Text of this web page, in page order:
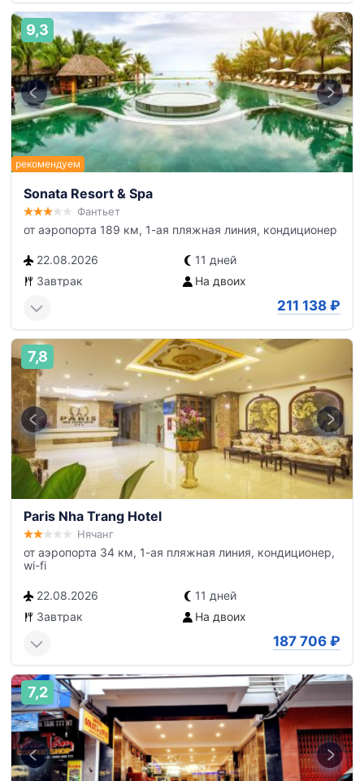
9,3
Sonata Resort & Spa
Фантьет
от аэропорта 189 км, 1-ая пляжная линия, кондиционер
22.08.2026
11 дней
Завтрак
На двоих
211 138 ₽
7,8
Paris Nha Trang Hotel
Нячанг
от аэропорта 34 км, 1-ая пляжная линия, кондиционер,
wi-fi
22.08.2026
11 дней
Завтрак
На двоих
187 706 ₽
7,2